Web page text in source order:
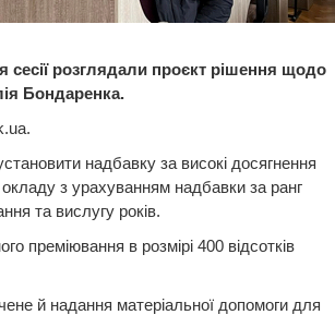
сесії розглядали проєкт рішення щодо
Бондаренка.
надбавку за високі досягнення
окладу з урахуванням надбавки за ранг
та вислугу років.
преміювання в розмірі 400 відсотків
й надання матеріальної допомоги для